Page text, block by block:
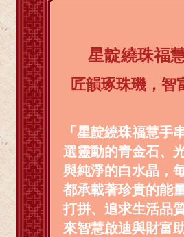
星靛繞珠福
匠韻琢珠璣，智
「星靛繞珠福慧手
選靈動的青金石、
與純淨的白水晶，
都承載著珍貴的能
打拼、追求生活品
來智慧啟迪與財富